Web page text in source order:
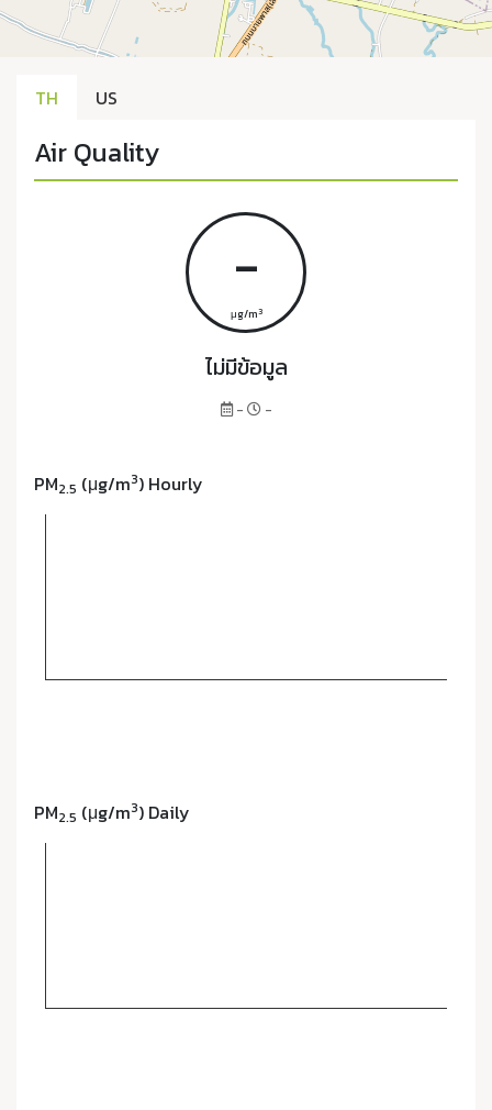
TH US
Air Quality
-
μg/m3
ไม่มีข้อมูล
- -
PM2.5 (μg/m3) Hourly
PM2.5 (μg/m3) Daily